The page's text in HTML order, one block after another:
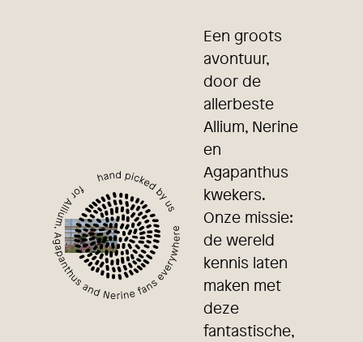
Een groots
avontuur,
door de
allerbeste
Allium, Nerine
en
Agapanthus
kwekers.
Onze missie:
de wereld
kennis laten
maken met
deze
fantastische,